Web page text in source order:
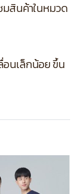
มสินค้าในหมวด
อนเล็กน้อย ขึ้น